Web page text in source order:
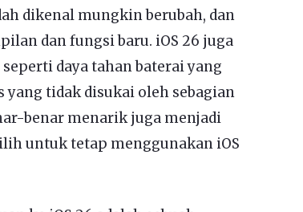
dikenal mungkin berubah, dan
dan fungsi baru. iOS 26 juga
daya tahan baterai yang
yang tidak disukai oleh sebagian
benar menarik juga menjadi
untuk tetap menggunakan iOS